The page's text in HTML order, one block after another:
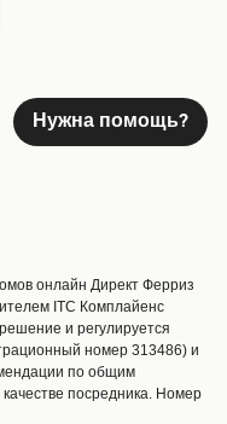
Нужна помощь?
онлайн Директ Ферриз
ITC Комплайенс
и регулируется
номер 313486) и
по общим
посредника. Номер